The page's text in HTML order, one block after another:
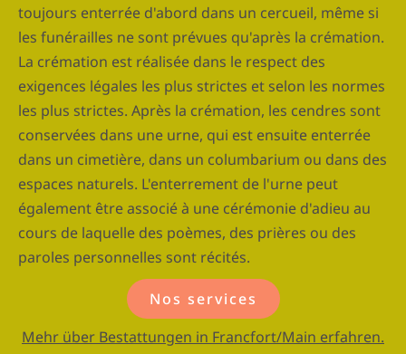
toujours enterrée d'abord dans un cercueil, même si
les funérailles ne sont prévues qu'après la crémation.
La crémation est réalisée dans le respect des
exigences légales les plus strictes et selon les normes
les plus strictes. Après la crémation, les cendres sont
conservées dans une urne, qui est ensuite enterrée
dans un cimetière, dans un columbarium ou dans des
espaces naturels. L'enterrement de l'urne peut
également être associé à une cérémonie d'adieu au
cours de laquelle des poèmes, des prières ou des
paroles personnelles sont récités.
Nos services
Mehr über Bestattungen in Francfort/Main erfahren.